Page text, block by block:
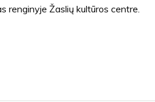
renginyje Žaslių kultūros centre.